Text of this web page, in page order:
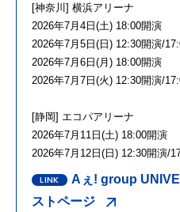
[神奈川] 横浜アリーナ
2026年7月4日(土) 18:00開演
2026年7月5日(日) 12:30開演/
2026年7月6日(月) 18:00開演
2026年7月7日(火) 12:30開演/
[静岡] エコパアリーナ
2026年7月11日(土) 18:00開演
2026年7月12日(日) 12:30開演/
Aぇ! group
ストページ